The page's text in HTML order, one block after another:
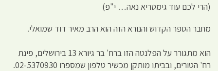
(הרי לכם עוד גימטריא נאה… י"פ)
מחבר הספר הקדוש והנורא הזה הוא הרב מאיר דוד שמואלי.
הוא מתגורר על הפלנטה הזו ברח' בר גיורא 13 בירושלים, פינת
רח' הטורים, ובביתו מותקן מכשיר טלפון שמספרו 02-5370930.